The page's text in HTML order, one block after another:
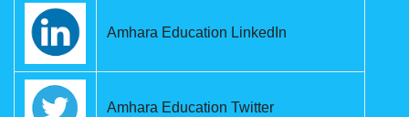
Amhara Education LinkedIn
Amhara Education Twitter